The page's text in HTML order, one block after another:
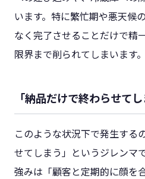
います。特に繁忙期や悪天候
なく完了させることだけで精
限界まで削られてしまいます。
「納品だけで終わらせて
このような状況下で発生する
せてしまう」というジレンマ
強みは「顧客と定期的に顔を